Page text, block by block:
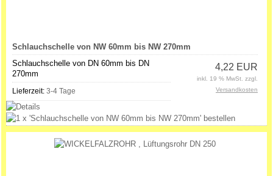
Schlauchschelle von NW 60mm bis NW 270mm
Schlauchschelle von DN 60mm bis DN
270mm
Lieferzeit: 3-4 Tage
4,22 EUR
inkl. 19 % MwSt. zzgl.
Versandkosten